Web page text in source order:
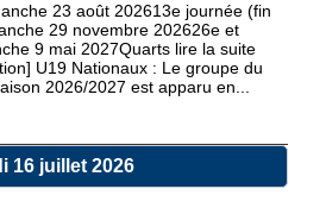
23 août 202613e journée (fin
29 novembre 202626e et
9 mai 2027Quarts lire la suite
U19 Nationaux : Le groupe du
2026/2027 est apparu en...
16 juillet 2026